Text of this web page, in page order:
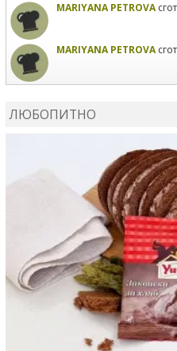
MARIYANA PETROVA
MARIYANA PETROVA
ЛЮБОПИТНО